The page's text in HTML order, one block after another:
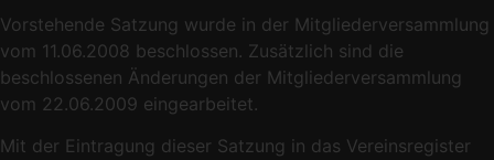
Vorstehende Satzung wurde in der Mitgliederversammlung
vom 11.06.2008 beschlossen. Zusätzlich sind die
beschlossenen Änderungen der Mitgliederversammlung
vom 22.06.2009 eingearbeitet.
Mit der Eintragung dieser Satzung in das Vereinsregister